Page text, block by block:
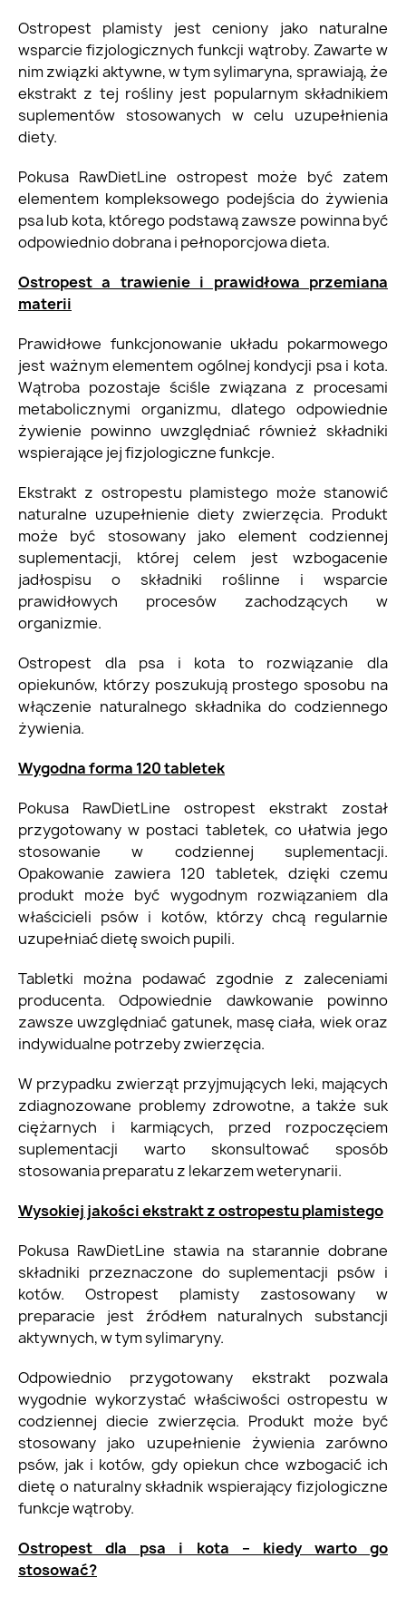
Ostropest plamisty jest ceniony jako naturalne
wsparcie fizjologicznych funkcji wątroby. Zawarte w
nim związki aktywne, w tym sylimaryna, sprawiają, że
ekstrakt z tej rośliny jest popularnym składnikiem
suplementów stosowanych w celu uzupełnienia
diety.
Pokusa RawDietLine ostropest może być zatem
elementem kompleksowego podejścia do żywienia
psa lub kota, którego podstawą zawsze powinna być
odpowiednio dobrana i pełnoporcjowa dieta.
Ostropest a trawienie i prawidłowa przemiana
materii
Prawidłowe funkcjonowanie układu pokarmowego
jest ważnym elementem ogólnej kondycji psa i kota.
Wątroba pozostaje ściśle związana z procesami
metabolicznymi organizmu, dlatego odpowiednie
żywienie powinno uwzględniać również składniki
wspierające jej fizjologiczne funkcje.
Ekstrakt z ostropestu plamistego może stanowić
naturalne uzupełnienie diety zwierzęcia. Produkt
może być stosowany jako element codziennej
suplementacji, której celem jest wzbogacenie
jadłospisu o składniki roślinne i wsparcie
prawidłowych procesów zachodzących w
organizmie.
Ostropest dla psa i kota to rozwiązanie dla
opiekunów, którzy poszukują prostego sposobu na
włączenie naturalnego składnika do codziennego
żywienia.
Wygodna forma 120 tabletek
Pokusa RawDietLine ostropest ekstrakt został
przygotowany w postaci tabletek, co ułatwia jego
stosowanie w codziennej suplementacji.
Opakowanie zawiera 120 tabletek, dzięki czemu
produkt może być wygodnym rozwiązaniem dla
właścicieli psów i kotów, którzy chcą regularnie
uzupełniać dietę swoich pupili.
Tabletki można podawać zgodnie z zaleceniami
producenta. Odpowiednie dawkowanie powinno
zawsze uwzględniać gatunek, masę ciała, wiek oraz
indywidualne potrzeby zwierzęcia.
W przypadku zwierząt przyjmujących leki, mających
zdiagnozowane problemy zdrowotne, a także suk
ciężarnych i karmiących, przed rozpoczęciem
suplementacji warto skonsultować sposób
stosowania preparatu z lekarzem weterynarii.
Wysokiej jakości ekstrakt z ostropestu plamistego
Pokusa RawDietLine stawia na starannie dobrane
składniki przeznaczone do suplementacji psów i
kotów. Ostropest plamisty zastosowany w
preparacie jest źródłem naturalnych substancji
aktywnych, w tym sylimaryny.
Odpowiednio przygotowany ekstrakt pozwala
wygodnie wykorzystać właściwości ostropestu w
codziennej diecie zwierzęcia. Produkt może być
stosowany jako uzupełnienie żywienia zarówno
psów, jak i kotów, gdy opiekun chce wzbogacić ich
dietę o naturalny składnik wspierający fizjologiczne
funkcje wątroby.
Ostropest dla psa i kota – kiedy warto go
stosować?